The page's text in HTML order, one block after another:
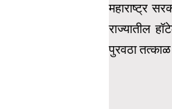
महाराष्ट्र
राज्यातील
पुरवठा